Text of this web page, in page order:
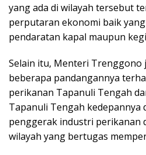
yang ada di wilayah tersebut
perputaran ekonomi baik
pendaratan kapal maupun
Selain itu, Menteri Trenggono
beberapa pandangannya
perikanan Tapanuli Tengah
Tapanuli Tengah kedepannya
penggerak industri perikanan
wilayah yang bertugas